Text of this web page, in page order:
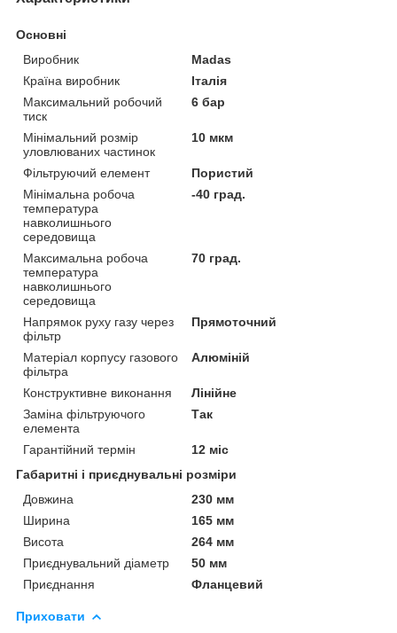
Основні
Виробник
Madas
Країна виробник
Італія
Максимальний робочий
тиск
6 бар
Мінімальний розмір
уловлюваних частинок
10 мкм
Фільтруючий елемент
Пористий
Мінімальна робоча
температура
навколишнього
середовища
-40 град.
Максимальна робоча
температура
навколишнього
середовища
70 град.
Напрямок руху газу через
фільтр
Прямоточний
Матеріал корпусу газового
фільтра
Алюміній
Конструктивне виконання
Лінійне
Заміна фільтруючого
елемента
Так
Гарантійний термін
12 міс
Габаритні і приєднувальні розміри
Довжина
230 мм
Ширина
165 мм
Висота
264 мм
Приєднувальний діаметр
50 мм
Приєднання
Фланцевий
Приховати